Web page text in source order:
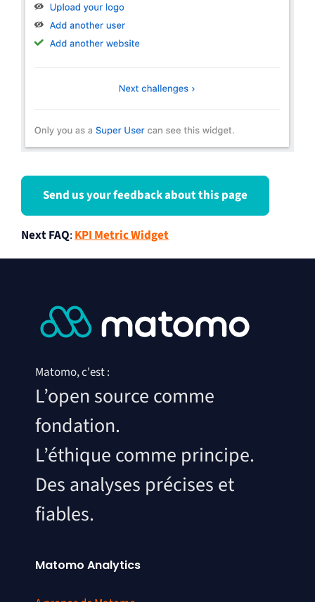
Send us your feedback about this page
Next FAQ:KPI Metric Widget
Matomo, c'est :
L’open source comme
fondation.
L’éthique comme principe.
Des analyses précises et
fiables.
Matomo Analytics